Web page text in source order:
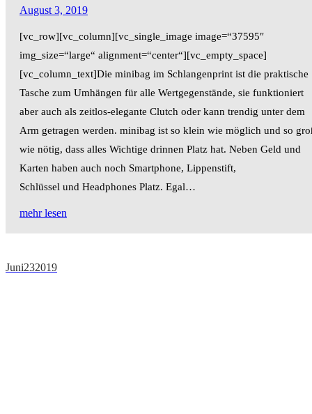
August 3, 2019
[vc_row][vc_column][vc_single_image image=“37595″
img_size=“large“ alignment=“center“][vc_empty_space]
[vc_column_text]Die minibag im Schlangenprint ist die praktische
Tasche zum Umhängen für alle Wertgegenstände, sie funktioniert
aber auch als zeitlos-elegante Clutch oder kann trendig unter dem
Arm getragen werden. minibag ist so klein wie möglich und so
wie nötig, dass alles Wichtige drinnen Platz hat. Neben Geld und
Karten haben auch noch Smartphone, Lippenstift,
Schlüssel und Headphones Platz. Egal…
mehr lesen
Juni232019